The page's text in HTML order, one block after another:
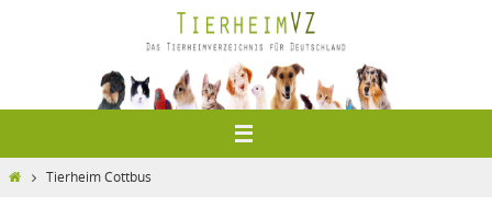
HomeTierheim Cottbus